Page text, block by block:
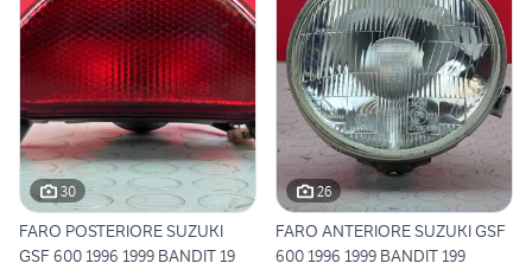
30
FARO POSTERIORE SUZUKI
GSF 600 1996 1999 BANDIT 19
26
FARO ANTERIORE SUZUKI GSF
600 1996 1999 BANDIT 199